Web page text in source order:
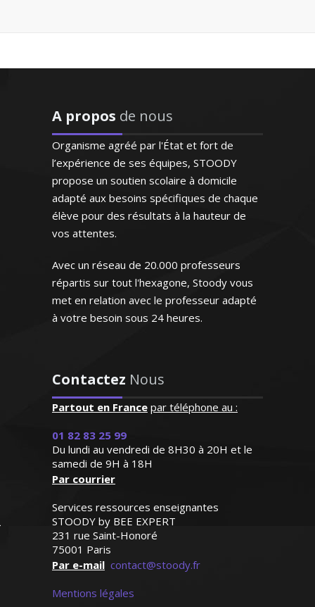
excellemment ses cours.
Bref un modèle"
Monsieur H.E (Marseille,
étudiant au supérieur)
"Très bon contact, identifie
facilement les lacunes de
beaucoup l'apprentissage.
Personne très agréable et
serviable"
Madame R.Y (Saint Cloud, élève
en cinquième)
Docteur en physique-chimie et
particuliers pour toutes les classes du
lycée et aux étudiants du supérieur.
Comme le bon professeur fait le bon
élève, je m’efforce à assurer un
accompagnement pédagogique
personnalisé et de qualité
Monsieur S. Bernard - Professeur de
physique/chimie - Lille
est ma langue maternelle. J’enseigne
(écoles privées et traduction) et je donne
du niveau de mes élèves et de leurs
Madame F. Marie - Professeur
d’anglais - Bordeaux
A propos de nous
Organisme agréé par l'État et fort de
l’expérience de ses équipes, STOODY
propose un soutien scolaire à domicile
adapté aux besoins spécifiques de chaque
élève pour des résultats à la hauteur de
vos attentes.
Avec un réseau de 20.000 professeurs
répartis sur tout l'hexagone, Stoody vous
met en relation avec le professeur adapté
à votre besoin sous 24 heures.
Contactez Nous
Partout en France par téléphone au :
01 82 83 25 99
Du lundi au vendredi de 8H30 à 20H et le
samedi de 9H à 18H
Par courrier
Services ressources enseignantes
STOODY by BEE EXPERT
231 rue Saint-Honoré
75001 Paris
Par e-mail contact@stoody.fr
Mentions légales